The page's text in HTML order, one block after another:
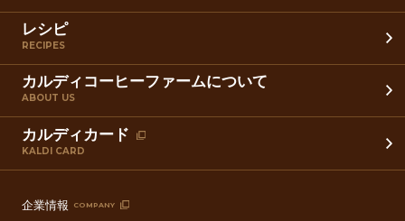
レシピ
RECIPES
カルディコーヒーファームについて
ABOUT US
カルディカード
KALDI CARD
企業情報 COMPANY